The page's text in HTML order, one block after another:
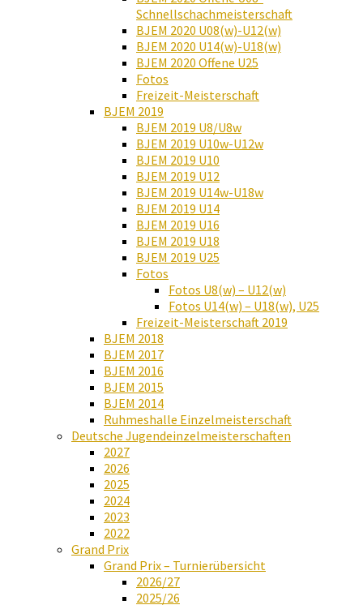
Schnellschachmeisterschaft
BJEM 2020 U08(w)-U12(w)
BJEM 2020 U14(w)-U18(w)
BJEM 2020 Offene U25
Fotos
Freizeit-Meisterschaft
BJEM 2019
BJEM 2019 U8/U8w
BJEM 2019 U10w-U12w
BJEM 2019 U10
BJEM 2019 U12
BJEM 2019 U14w-U18w
BJEM 2019 U14
BJEM 2019 U16
BJEM 2019 U18
BJEM 2019 U25
Fotos
Fotos U8(w) – U12(w)
Fotos U14(w) – U18(w), U25
Freizeit-Meisterschaft 2019
BJEM 2018
BJEM 2017
BJEM 2016
BJEM 2015
BJEM 2014
Ruhmeshalle Einzelmeisterschaft
Deutsche Jugendeinzelmeisterschaften
2027
2026
2025
2024
2023
2022
Grand Prix
Grand Prix – Turnierübersicht
2026/27
2025/26